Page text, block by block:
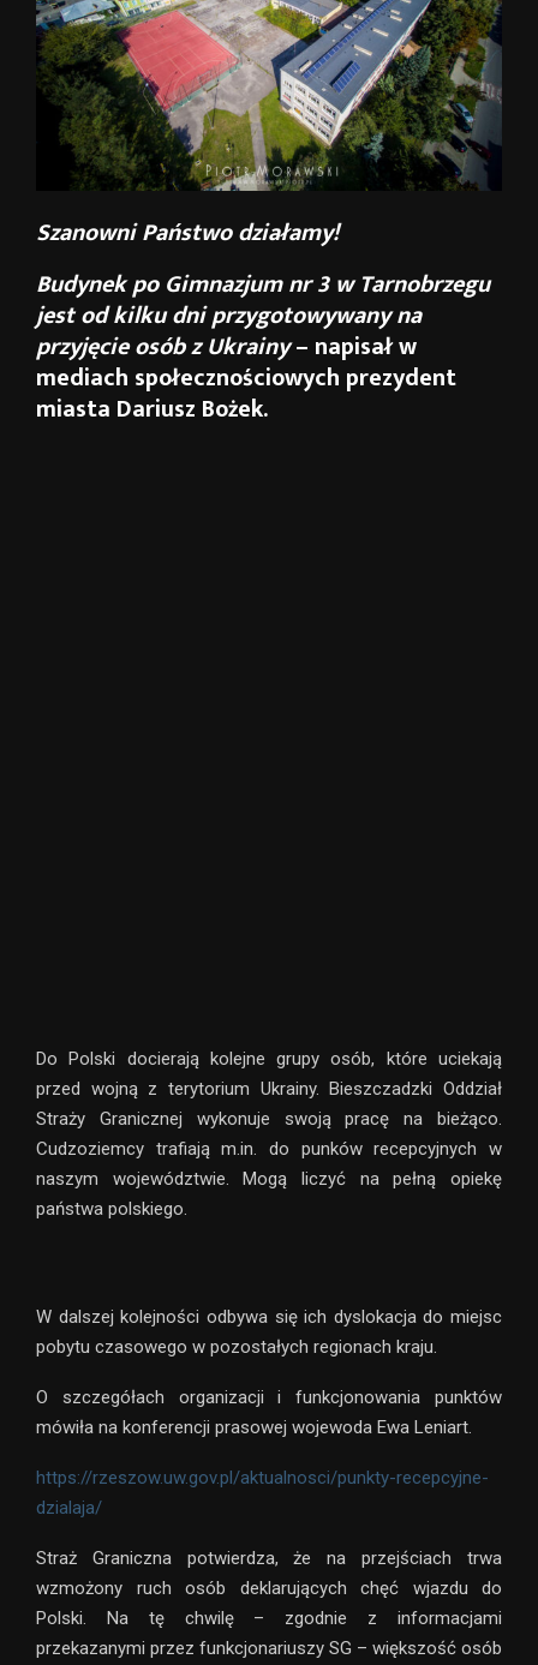
Szanowni Państwo działamy!
Budynek po Gimnazjum nr 3 w Tarnobrzegu
jest od kilku dni przygotowywany na
przyjęcie osób z Ukrainy– napisał w
mediach społecznościowych prezydent
miasta Dariusz Bożek.
Do Polski docierają kolejne grupy osób, które uciekają
przed wojną z terytorium Ukrainy. Bieszczadzki Oddział
Straży Granicznej wykonuje swoją pracę na bieżąco.
Cudzoziemcy trafiają m.in. do punków recepcyjnych w
naszym województwie. Mogą liczyć na pełną opiekę
państwa polskiego.
W dalszej kolejności odbywa się ich dyslokacja do miejsc
pobytu czasowego w pozostałych regionach kraju.
O szczegółach organizacji i funkcjonowania punktów
mówiła na konferencji prasowej wojewoda Ewa Leniart.
https://rzeszow.uw.gov.pl/aktualnosci/punkty-recepcyjne-
dzialaja/
Straż Graniczna potwierdza, że na przejściach trwa
wzmożony ruch osób deklarujących chęć wjazdu do
Polski. Na tę chwilę – zgodnie z informacjami
przekazanymi przez funkcjonariuszy SG – większość osób